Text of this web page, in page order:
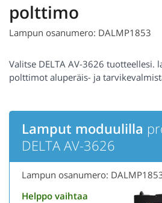
polttimo
Lampun osanumero: DALMP1853
Valitse DELTA AV-3626
polttimot aluperäis- ja
Lamput moduulilla
DELTA AV-3626
Lampun osanumero:
Helppo vaihtaa